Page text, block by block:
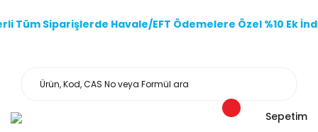
Tüm Siparişlerde Havale/EFT Ödemelere Özel %10 Ek
Sepetim